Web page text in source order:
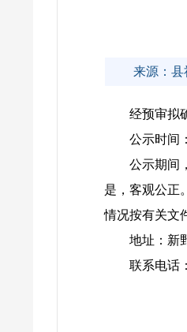
来源：县
经预审拟
公示时间
公示期间
是，客观公正
情况按有关文
地址：新
联系电话